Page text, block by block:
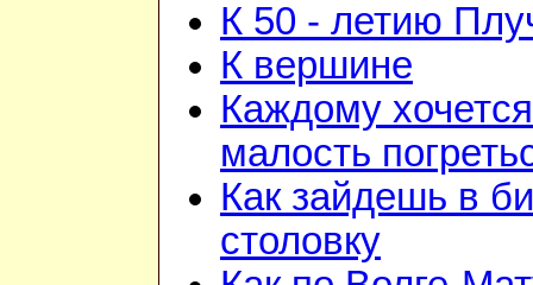
К 50 - летию
К вершине
Каждому хочется
малость
Как зайдешь в
столовку